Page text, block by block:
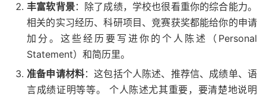
丰富软背景：除了成绩，学校也很看重你的综合能力。
相关的实习经历、科研项目、竞赛获奖都能给你的申请
加分。这些经历要写进你的个人陈述（Personal
Statement）和简历里。
准备申请材料：这包括个人陈述、推荐信、成绩单、语
言成绩证明等等。 个人陈述尤其重要，要清楚地说明